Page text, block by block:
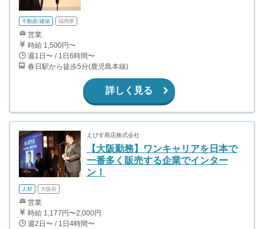
不動産/建築 福岡県
営業
時給 1,500円〜
週1日〜 / 1日6時間〜
春日駅から徒歩5分(鹿児島本線)
詳しく見る
えびす商店株式会社
【大阪勤務】ワンキャリアを日本で
一番多く販売する企業でインター
ン！
人材 大阪府
営業
時給 1,177円〜2,000円
週2日〜 / 1日4時間〜